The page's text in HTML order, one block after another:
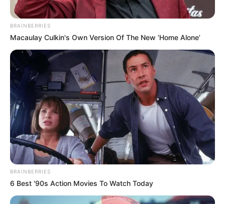
BRAINBERRIES
Macaulay Culkin's Own Version Of The New ‘Home Alone’
BRAINBERRIES
6 Best '90s Action Movies To Watch Today